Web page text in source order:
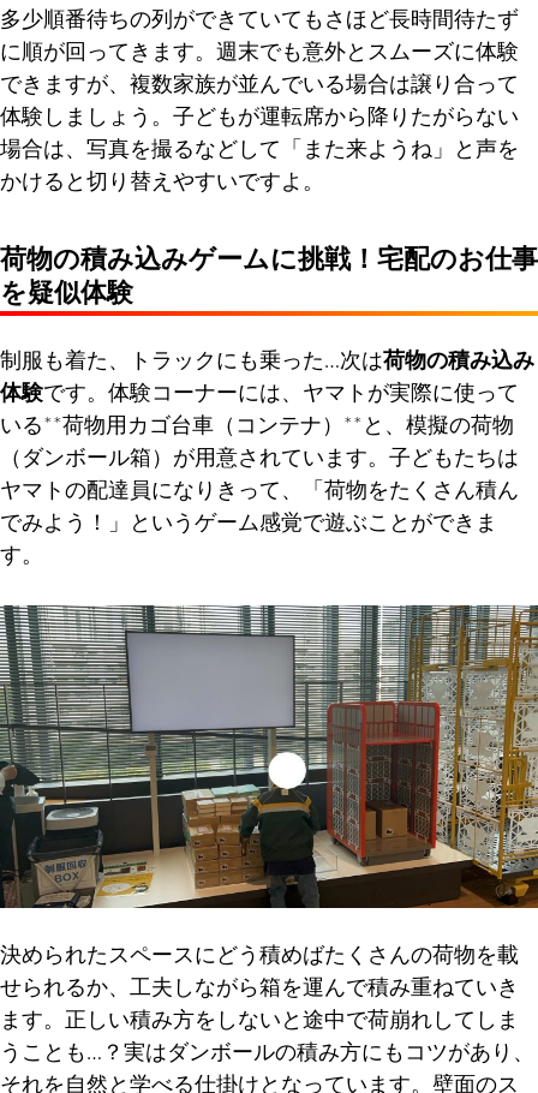
多少順番待ちの列ができていてもさほど長時間待たず
に順が回ってきます。週末でも意外とスムーズに体験
できますが、複数家族が並んでいる場合は譲り合って
体験しましょう。子どもが運転席から降りたがらない
場合は、写真を撮るなどして「また来ようね」と声を
かけると切り替えやすいですよ。
荷物の積み込みゲームに挑戦！宅配のお仕事
を疑似体験
制服も着た、トラックにも乗った…次は荷物の積み込み
体験です。体験コーナーには、ヤマトが実際に使って
いる**荷物用カゴ台車（コンテナ）**と、模擬の荷物
（ダンボール箱）が用意されています。子どもたちは
ヤマトの配達員になりきって、「荷物をたくさん積ん
でみよう！」というゲーム感覚で遊ぶことができま
す。
決められたスペースにどう積めばたくさんの荷物を載
せられるか、工夫しながら箱を運んで積み重ねていき
ます。正しい積み方をしないと途中で荷崩れしてしま
うことも…？実はダンボールの積み方にもコツがあり、
それを自然と学べる仕掛けとなっています。壁面のス